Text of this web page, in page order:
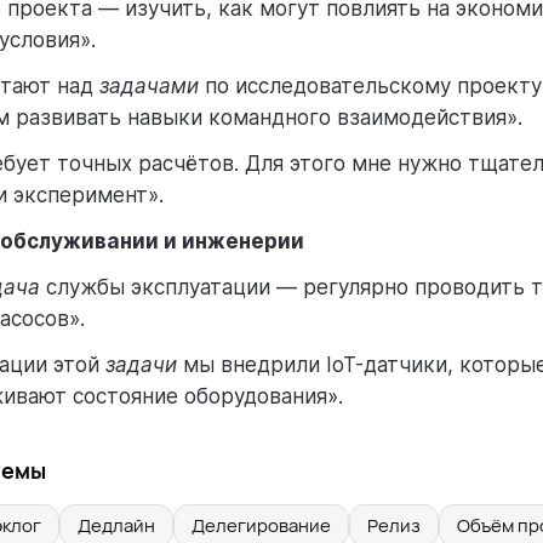
— изучить, как могут повлиять на
над задачами по исследовательскому
развивать навыки командного взаимодействия».
точных расчётов. Для этого мне нужно
эксперимент».
и инженерии
службы эксплуатации — регулярно проводить
этой задачи мы внедрили IoT-датчики,
состояние оборудования».
Дедлайн Делегирование Релиз Объём